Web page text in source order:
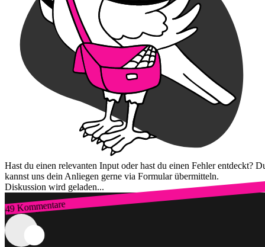
Hast du einen relevanten Input oder hast du einen Fehler entdeckt?
kannst uns dein Anliegen gerne via Formular übermitteln.
Diskussion wird geladen...
49 Kommentare
Zum Login